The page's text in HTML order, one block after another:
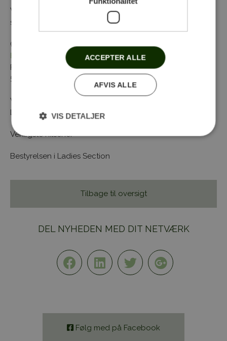
Vi spiser hver gang kl. 20.00. Det er frivilligt at deltage i
spisningen.
Ønsker du mere viden om Ladies Section –
hjemmesiden
eller kontakt bestyrelsen
Formand Lene Milo, lenemilo46@gmail.com eller mobil
51270198
Vi glæder os til en spændende og hyggelig golfsæson i
Ladies Section.
Venligste hilsener
Bestyrelsen i Ladies Section
Tilbage til oversigt
DEL NYHEDEN MED DIT NETVÆRK
Følg med på Facebook
ACCEPTER ALLE
AFVIS ALLE
VIS DETALJER